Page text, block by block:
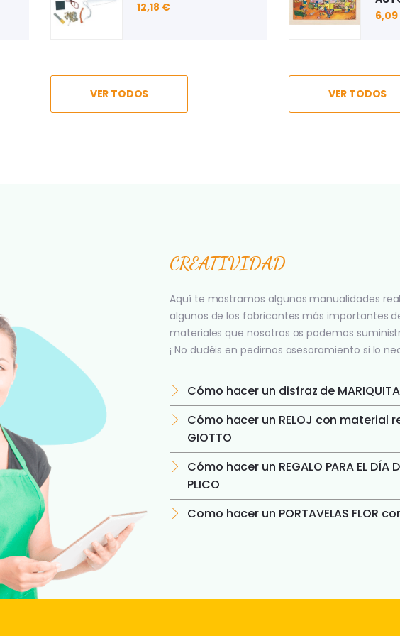
INFORMÁTICOS
9,08 €
29,44 €
15,21 €
VER TODOS VER TODOS
CREATIVIDAD
Aquí te mostramos algunas manualidades
algunos de los fabricantes más importantes
materiales que nosotros os podemos
¡ No dudéis en pedirnos asesoramiento si lo
Cómo hacer un disfraz de MARIQUITA
Cómo hacer un RELOJ con material
GIOTTO
Cómo hacer un REGALO PARA EL DÍA
PLICO
Como hacer un PORTAVELAS FLOR